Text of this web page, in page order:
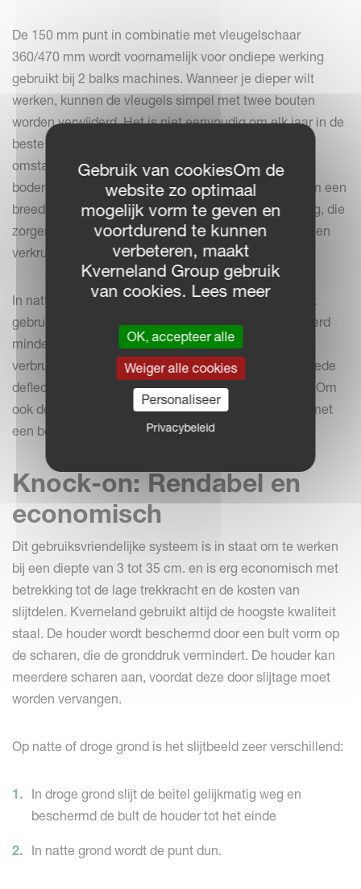
De 150 mm punt in combinatie met vleugelschaar
360/470 mm wordt voornamelijk voor ondiepe werking
gebruikt bij 2 balks machines. Wanneer je dieper wilt
werken, kunnen de vleugels simpel met twee bouten
worden verwijderd. Het is niet eenvoudig om elk jaar in de
beste omstandigheden te werken. Onder elke
omstandigheid wil je zo min mogelijk schade aan de
bodemstructuur. Daarom biedt het Knock-on systeem een
breed assortiment aan defelctoren en tandbeveiliging, die
zorgen voor een meer of minder intensieve menging en
verkruimeling van de grond.
In natte omstandigheden zal een brede deflector niet
gebruikt worden. Een smalle beschermplaat versmeerd
minder en zal tevens minder vermogen en brandstof
verbruiken. Onder goede omstandigheden zal een brede
deflector intensiever mengen en beter verkruimelen. Om
ook de deflectors snel te kunnen wisselen zijn deze met
een bout gemonteerd.
Knock-on: Rendabel en
economisch
Dit gebruiksvriendelijke systeem is in staat om te werken
bij een diepte van 3 tot 35 cm. en is erg economisch met
betrekking tot de lage trekkracht en de kosten van
slijtdelen. Kverneland gebruikt altijd de hoogste kwaliteit
staal. De houder wordt beschermd door een bult vorm op
de scharen, die de gronddruk vermindert. De houder kan
meerdere scharen aan, voordat deze door slijtage moet
worden vervangen.
Op natte of droge grond is het slijtbeeld zeer verschillend:
In droge grond slijt de beitel gelijkmatig weg en
beschermd de bult de houder tot het einde
In natte grond wordt de punt dun.
Gebruik van cookiesOm de
website zo optimaal
mogelijk vorm te geven en
voortdurend te kunnen
verbeteren, maakt
Kverneland Group gebruik
van cookies. Lees meer
OK, accepteer alle
Weiger alle cookies
Personaliseer
Privacybeleid